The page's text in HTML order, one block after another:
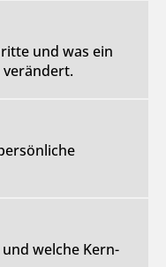
und was ein
welche Kern-